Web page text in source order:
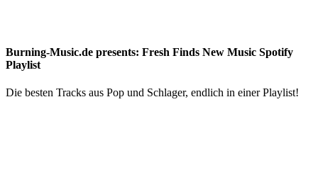
Burning-Music.de presents: Fresh Finds New Music Spotify
Playlist
Die besten Tracks aus Pop und Schlager, endlich in einer Playlist!